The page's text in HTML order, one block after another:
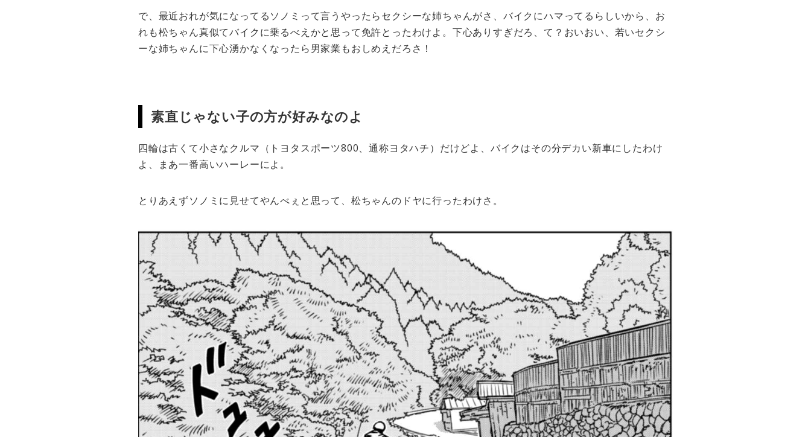
で、最近おれが気になってるソノミって言うやったらセクシーな姉ちゃんがさ、バイクにハマってるらしいから、お
れも松ちゃん真似てバイクに乗るべえかと思って免許とったわけよ。下心ありすぎだろ、て？おいおい、若いセクシ
ーな姉ちゃんに下心湧かなくなったら男家業もおしめえだろさ！
素直じゃない子の方が好みなのよ
四輪は古くて小さなクルマ（トヨタスポーツ800、通称ヨタハチ）だけどよ、バイクはその分デカい新車にしたわけ
よ、まあ一番高いハーレーによ。
とりあえずソノミに見せてやんべぇと思って、松ちゃんのドヤに行ったわけさ。